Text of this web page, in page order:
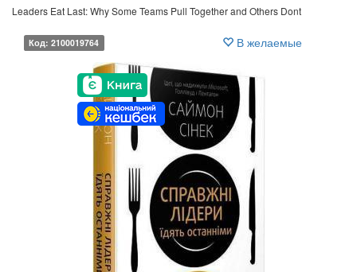
Leaders Eat Last: Why Some Teams Pull Together and Others Dont
Код: 2100019764 В желаемые